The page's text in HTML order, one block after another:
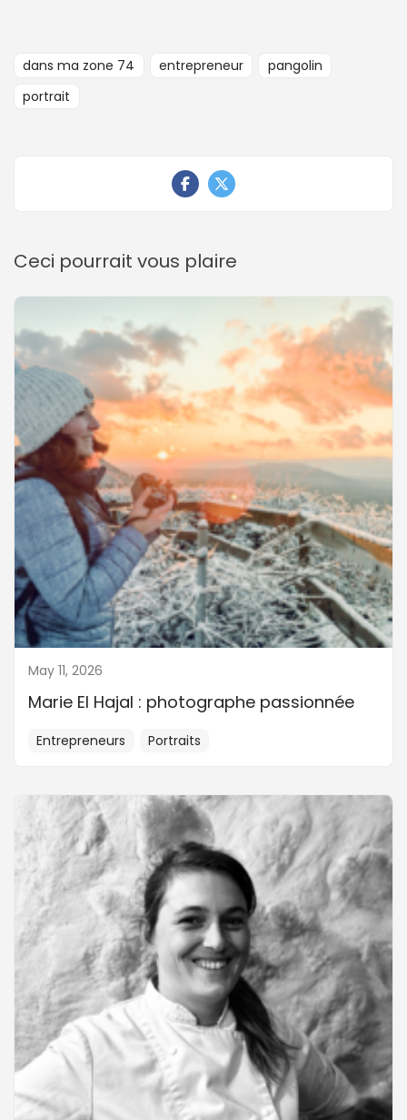
dans ma zone 74 entrepreneur
pangolin
portrait
Ceci pourrait vous plaire
May 11, 2026
Marie El Hajal : photographe passionnée
Entrepreneurs Portraits